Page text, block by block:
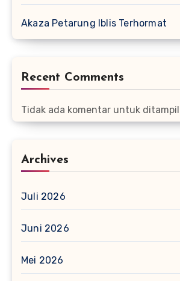
Akaza Petarung Iblis Terhormat
Recent Comments
Tidak ada komentar untuk
Archives
Juli 2026
Juni 2026
Mei 2026